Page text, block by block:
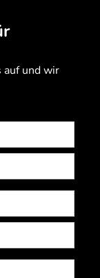
auf und wir